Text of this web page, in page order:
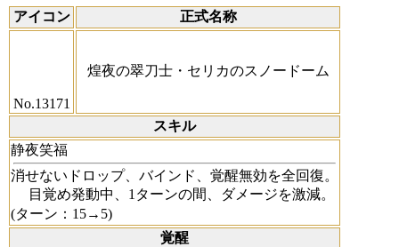
アイコン 正式名称
No.13171
煌夜の翠刀士・セリカのスノードーム
スキル
静夜笑福
消せないドロップ、バインド、覚醒無効を全回復。
目覚め発動中、1ターンの間、ダメージを激減。
(ターン：15→5)
覚醒